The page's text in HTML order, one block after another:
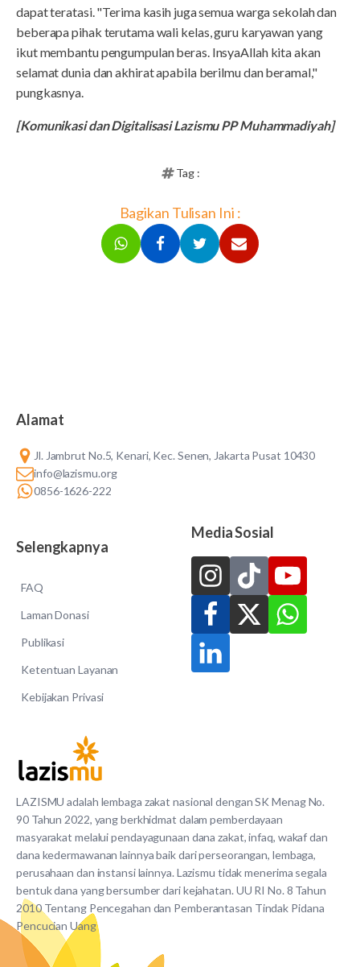
dapat teratasi. "Terima kasih juga semua warga sekolah dan
beberapa pihak terutama wali kelas, guru karyawan yang
ikut membantu pengumpulan beras. InsyaAllah kita akan
selamat dunia dan akhirat apabila berilmu dan beramal,"
pungkasnya.
[Komunikasi dan Digitalisasi Lazismu PP Muhammadiyah]
Tag :
Bagikan Tulisan Ini :
LAZISMU adalah lembaga zakat nasional dengan SK Menag No.
90 Tahun 2022, yang berkhidmat dalam pemberdayaan
masyarakat melalui pendayagunaan dana zakat, infaq, wakaf dan
dana kedermawanan lainnya baik dari perseorangan, lembaga,
perusahaan dan instansi lainnya. Lazismu tidak menerima segala
bentuk dana yang bersumber dari kejahatan. UU RI No. 8 Tahun
2010 Tentang Pencegahan dan Pemberantasan Tindak Pidana
Pencucian Uang
Alamat
Jl. Jambrut No.5, Kenari, Kec. Senen, Jakarta Pusat 10430
info@lazismu.org
0856-1626-222
Selengkapnya
FAQ
Laman Donasi
Publikasi
Ketentuan Layanan
Kebijakan Privasi
Media Sosial